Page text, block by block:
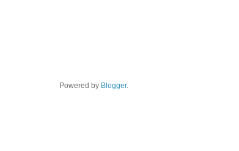
Powered by Blogger.